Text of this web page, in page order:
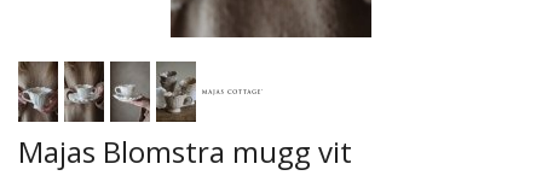
Majas Blomstra mugg vit